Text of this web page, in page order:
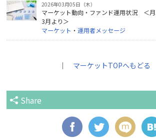
2026年03月05日（木）
マーケット動向・ファンド運用状況 ＜
3月より＞
マーケット ・運用者メッセージ
｜ マーケットTOPへもどる
Share